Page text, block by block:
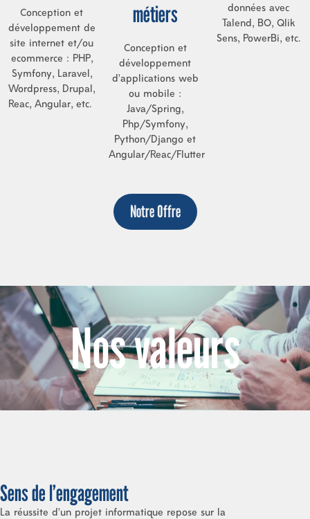
Conception et
développement de
site internet et/ou
ecommerce : PHP,
Symfony, Laravel,
Wordpress, Drupal,
Reac, Angular, etc.
métiers
Conception et
développement
d’applications web
ou mobile :
Java/Spring,
Php/Symfony,
Python/Django et
Angular/Reac/Flutter
données avec
Talend, BO, Qlik
Sens, PowerBi, etc.
Notre Offre
Nos valeurs
Sens de l’engagement
La réussite d’un projet informatique repose sur la